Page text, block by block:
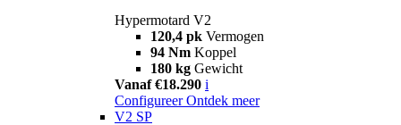
Hypermotard V2
120,4 pk Vermogen
94 Nm Koppel
180 kg Gewicht
Vanaf €18.290 i
Configureer Ontdek meer
V2 SP